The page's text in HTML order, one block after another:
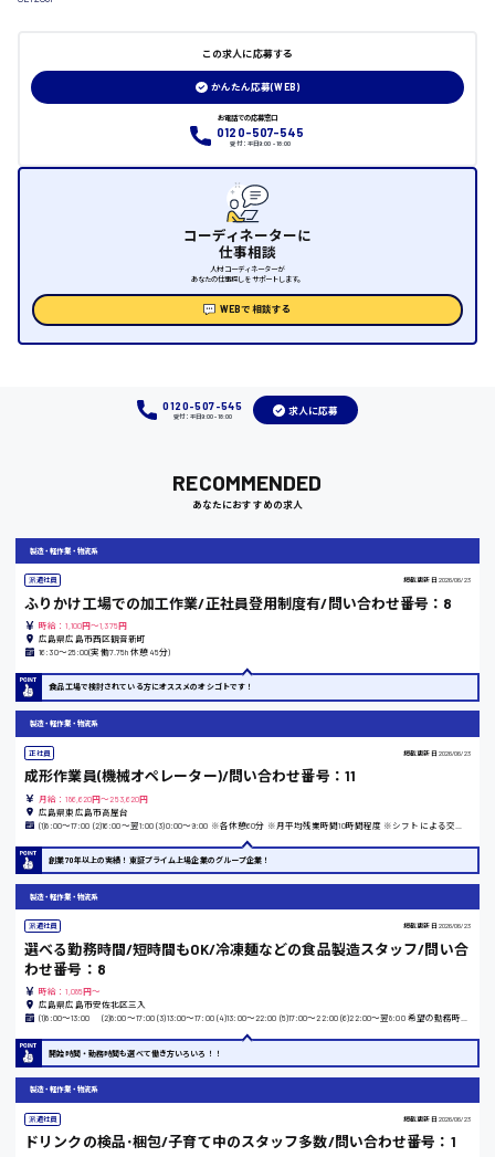
福山市
大阪府
竹原市
熊本県
島根県
香川県
時給1100円～
時給1300円〜
時給1200円〜
この求人に応募する
かんたん応募(WEB)
お電話での応募窓口
0120-507-545
受付：平日9:00 - 18:00
コーディネーターに
仕事相談
人材コーディネーターが
あなたの仕事探しをサポートします。
WEBで相談する
0120-507-545
受付：平日9:00 - 18:00
求人に応募
RECOMMENDED
あなたにおすすめの求人
製造・軽作業・物流系
派遣社員 掲載更新日 2026/06/23
ふりかけ工場での加工作業/正社員登用制度有/問い合わせ番号：8
時給：1,100円～1,375円
広島県広島市西区観音新町
16:30〜25:00(実働7.75h 休憩45分)
食品工場で検討されている方にオススメのオシゴトです！
製造・軽作業・物流系
正社員 掲載更新日 2026/06/23
成形作業員(機械オペレーター)/問い合わせ番号：11
月給：186,620円～253,620円
広島県東広島市高屋台
創業70年以上の実績！東証プライム上場企業のグループ企業！
製造・軽作業・物流系
派遣社員 掲載更新日 2026/06/23
選べる勤務時間/短時間もOK/冷凍麺などの食品製造スタッフ/問い合
わせ番号：8
時給：1,085円～
広島県広島市安佐北区三入
(1)8:00〜13:00 (2)8:00〜17:00 (3)13:00〜17:00 (4)13:00〜22:00 (5)17:00〜22:00 (6)22:00〜翌8:00 希望の勤務時間帯をお選び下さい！
開始時間・勤務時間も選べて働き方いろいろ！！
製造・軽作業・物流系
派遣社員 掲載更新日 2026/06/23
ドリンクの検品･梱包/子育て中のスタッフ多数/問い合わせ番号：1